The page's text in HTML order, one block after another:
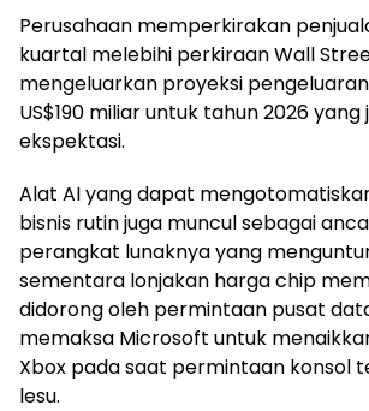
Perusahaan memperkirakan
kuartal melebihi perkiraan Wall
mengeluarkan proyeksi
US$190 miliar untuk tahun 2026
ekspektasi.
Alat AI yang dapat
bisnis rutin juga muncul sebagai
perangkat lunaknya yang
sementara lonjakan harga chip
didorong oleh permintaan pusat
memaksa Microsoft untuk
Xbox pada saat permintaan konsol
lesu.